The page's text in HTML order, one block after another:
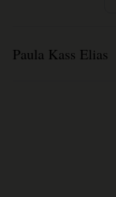
Paula Kass Elias